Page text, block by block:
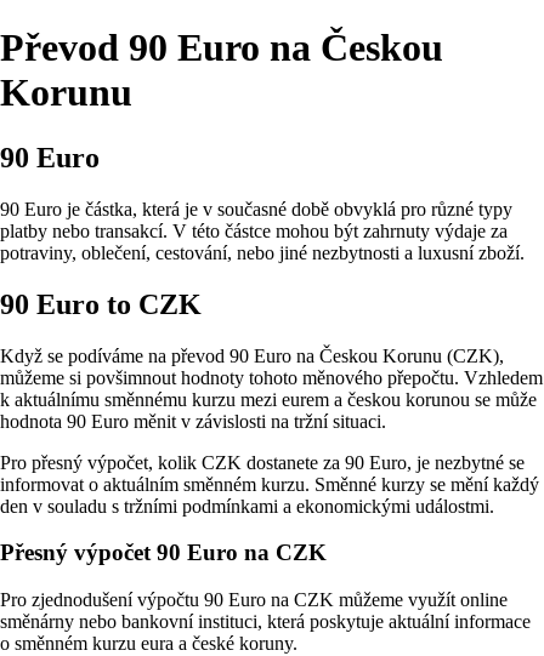
Převod 90 Euro na Českou
Korunu
90 Euro
90 Euro je částka, která je v současné době obvyklá pro různé typy
platby nebo transakcí. V této částce mohou být zahrnuty výdaje za
potraviny, oblečení, cestování, nebo jiné nezbytnosti a luxusní zboží.
90 Euro to CZK
Když se podíváme na převod 90 Euro na Českou Korunu (CZK),
můžeme si povšimnout hodnoty tohoto měnového přepočtu. Vzhledem
k aktuálnímu směnnému kurzu mezi eurem a českou korunou se může
hodnota 90 Euro měnit v závislosti na tržní situaci.
Pro přesný výpočet, kolik CZK dostanete za 90 Euro, je nezbytné se
informovat o aktuálním směnném kurzu. Směnné kurzy se mění každý
den v souladu s tržními podmínkami a ekonomickými událostmi.
Přesný výpočet 90 Euro na CZK
Pro zjednodušení výpočtu 90 Euro na CZK můžeme využít online
směnárny nebo bankovní instituci, která poskytuje aktuální informace
o směnném kurzu eura a české koruny.